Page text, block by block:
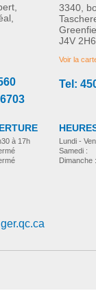
barrière
pour-l-incontinence
PLUS D'INFORMATION
à 17h
3340,
J4V 2H6
Voir la
Tel:
Lundi -
Samedi :
Dimanche :